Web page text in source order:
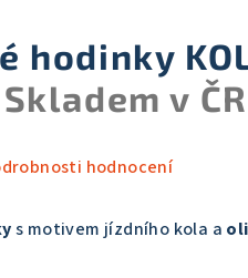
hodinky
Skladem v ČR
hodnocení
s motivem jízdního kola a